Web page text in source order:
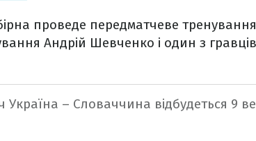
проведе передматчеве
Андрій Шевченко і один з
– Словаччина відбудеться 9